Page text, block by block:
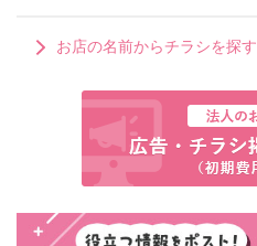
お店の名前からチラシを探す